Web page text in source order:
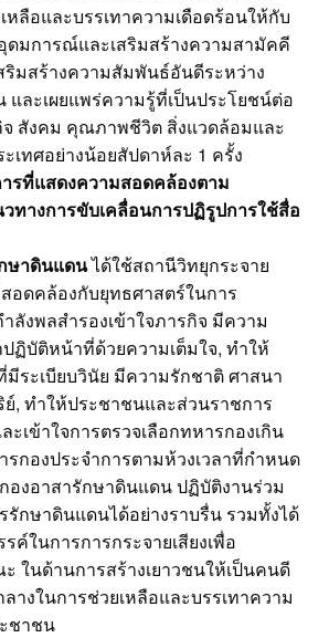
หลือและบรรเทาความเดือดร้อนให้กับ
ดมการณ์และเสริมสร้างความสามัคคี
มสร้างความสัมพันธ์อันดีระหว่าง
ละเผยแพร่ความรู้ที่เป็นประโยชน์ต่อ
สังคม คุณภาพชีวิต สิ่งแวดล้อมและ
เทศอย่างน้อยสัปดาห์ละ 1 ครั้ง
รที่แสดงความสอดคล้องตาม
ทางการขับเคลื่อนการปฏิรูปการใช้สื่อ
ษาดินแดนได้ใช้สถานีวิทยุกระจาย
อดคล้องกับยุทธศาสตร์ในการ
ลังพลสำรองเข้าใจภารกิจ มีความ
ฏิบัติหน้าที่ด้วยความเต็มใจ, ทำให้
มีระเบียบวินัย มีความรักชาติ ศาสนา
, ทำให้ประชาชนและส่วนราชการ
ะเข้าใจการตรวจเลือกทหารกองเกิน
รกองประจำการตามห้วงเวลาที่กำหนด
องอาสารักษาดินแดน ปฏิบัติงานร่วม
กษาดินแดนได้อย่างราบรื่น รวมทั้งได้
ค์ในการการกระจายเสียงเพื่อ
ในด้านการสร้างเยาวชนให้เป็นคนดี
างในการช่วยเหลือและบรรเทาความ
ชาชน